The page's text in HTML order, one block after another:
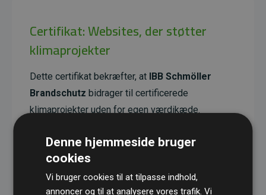
Certifikat: Websites, der støtter
klimaprojekter
Dette certifikat bekræfter, at IBB Schmöller
Brandschutz bidrager til certificerede
klimaprojekter uden for egen værdikæde.
reducerende effekt, som i gennemsnit svarer til
dobbelt så meget CO₂ som den estimerede
udledning fra hjemmesiden.
Denne hjemmeside bruger
cookies
Vi bruger cookies til at tilpasse indhold,
annoncer og til at analysere vores trafik. Vi